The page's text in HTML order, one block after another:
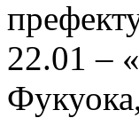
22.01 –